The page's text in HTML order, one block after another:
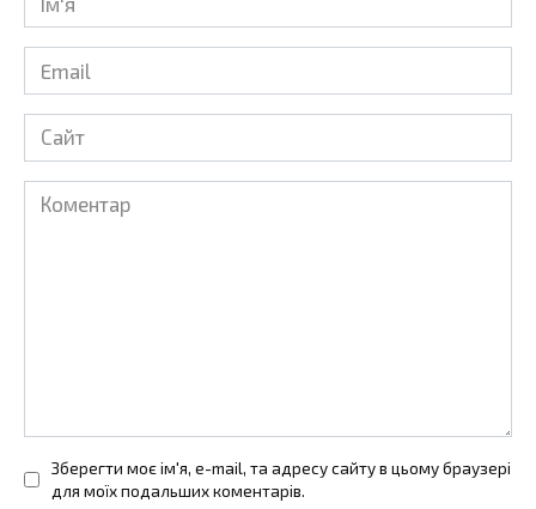
Email
Сайт
Коментар
Зберегти моє ім'я, e-mail, та адресу сайту в цьому браузері
для моїх подальших коментарів.